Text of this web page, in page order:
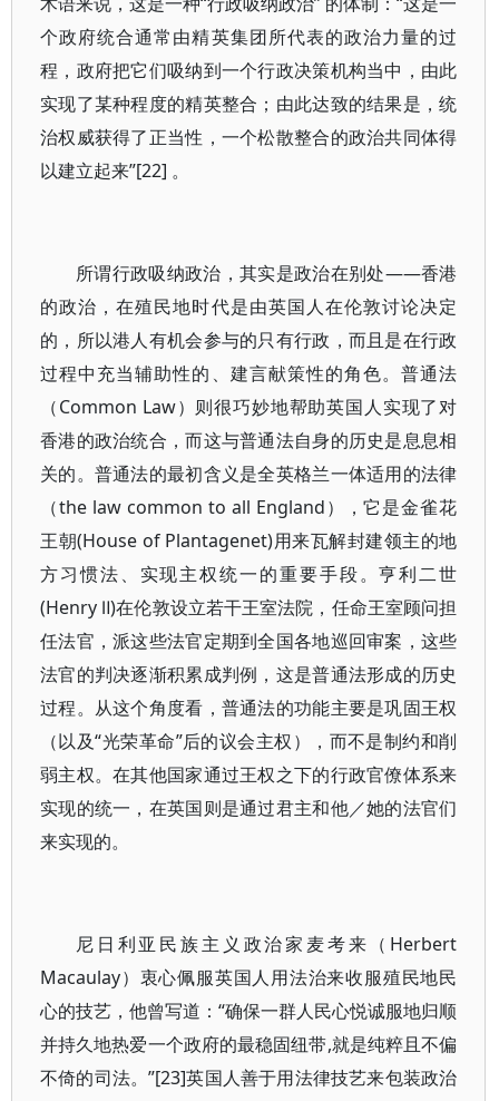
个政府统合通常由精英集团所代表的政治力量的过
程，政府把它们吸纳到一个行政决策机构当中，由此
实现了某种程度的精英整合；由此达致的结果是，统
治权威获得了正当性，一个松散整合的政治共同体得
以建立起来”[22] 。
所谓行政吸纳政治，其实是政治在别处——香港
的政治，在殖民地时代是由英国人在伦敦讨论决定
的，所以港人有机会参与的只有行政，而且是在行政
过程中充当辅助性的、建言献策性的角色。普通法
（Common Law）则很巧妙地帮助英国人实现了对
香港的政治统合，而这与普通法自身的历史是息息相
关的。普通法的最初含义是全英格兰一体适用的法律
（the law common to all England），它是金雀花
王朝(House of Plantagenet)用来瓦解封建领主的地
方习惯法、实现主权统一的重要手段。亨利二世
(Henry Ⅱ)在伦敦设立若干王室法院，任命王室顾问担
任法官，派这些法官定期到全国各地巡回审案，这些
法官的判决逐渐积累成判例，这是普通法形成的历史
过程。从这个角度看，普通法的功能主要是巩固王权
（以及“光荣革命”后的议会主权），而不是制约和削
弱主权。在其他国家通过王权之下的行政官僚体系来
实现的统一，在英国则是通过君主和他／她的法官们
来实现的。
尼日利亚民族主义政治家麦考来（Herbert
Macaulay）衷心佩服英国人用法治来收服殖民地民
心的技艺，他曾写道：“确保一群人民心悦诚服地归顺
并持久地热爱一个政府的最稳固纽带,就是纯粹且不偏
不倚的司法。”[23]英国人善于用法律技艺来包装政治